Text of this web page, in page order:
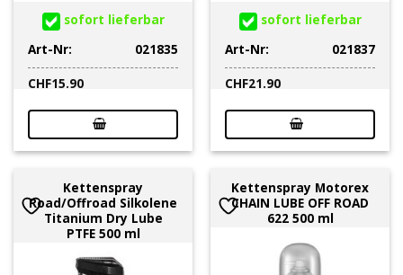
sofort lieferbar
Art-Nr:
021835
CHF15.90
sofort lieferbar
Art-Nr:
021837
CHF21.90
Kettenspray
Road/Offroad Silkolene
Titanium Dry Lube
PTFE 500 ml
Kettenspray Motorex
CHAIN LUBE OFF ROAD
622 500 ml